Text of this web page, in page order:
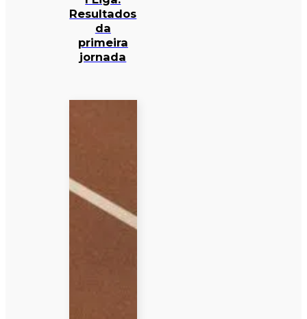
Resultados
da
primeira
jornada